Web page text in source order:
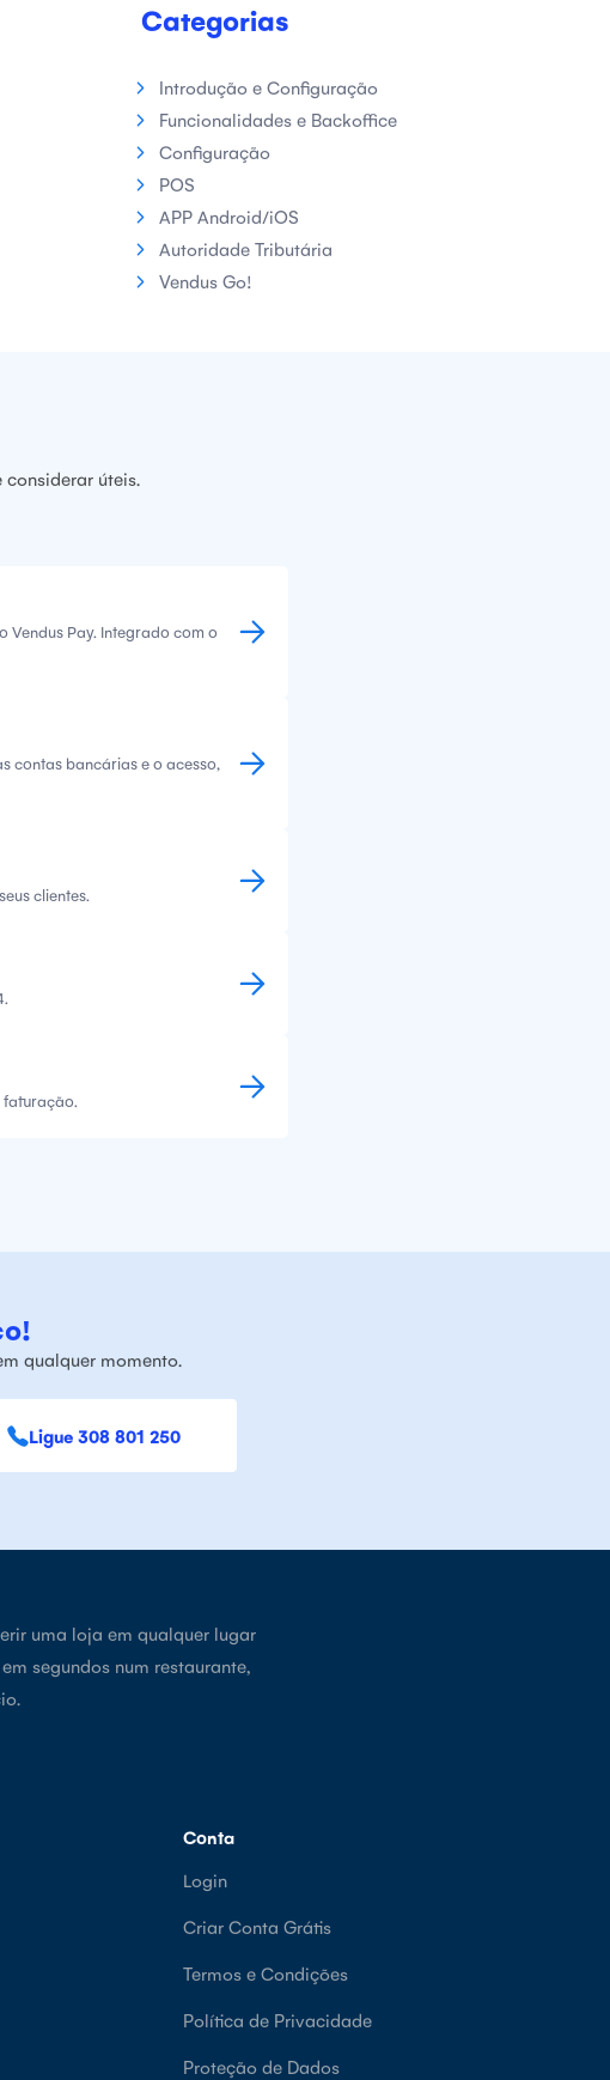
Categorias
Introdução e Configuração
Funcionalidades e Backoffice
Configuração
POS
APP Android/iOS
Autoridade Tributária
Vendus Go!
considerar úteis.
Vendus Pay. Integrado com o
contas bancárias e o acesso,
clientes.
faturação.
qualquer momento.
Ligue 308 801 250
uma loja em qualquer lugar
segundos num restaurante,
Conta
Login
Criar Conta Grátis
Termos e Condições
Política de Privacidade
Proteção de Dados